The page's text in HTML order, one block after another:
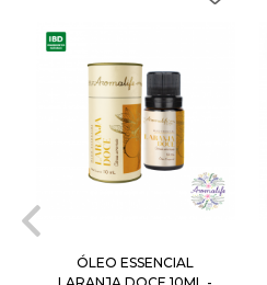
ÓLEO ESSENCIAL
LARANJA DOCE 10ML -